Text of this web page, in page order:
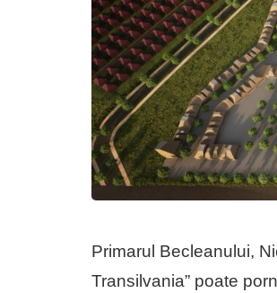
Primarul Becleanului,
Transilvania” poate